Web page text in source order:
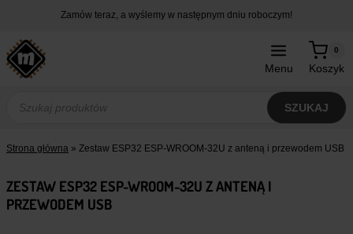
treści
Zamów teraz, a wyślemy w następnym dniu roboczym!
Menu Koszyk
0
produktów
SZUKAJ
Strona główna » Zestaw ESP32 ESP-WROOM-32U z anteną i przewodem USB
ZESTAW ESP32 ESP-WROOM-32U Z ANTENĄ I
PRZEWODEM USB